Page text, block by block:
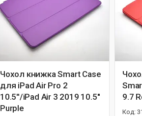
Чохол книжка Smart Case
для iPad Air Pro 2
10.5''/iPad Air 3 2019 10.5''
Purple
9.7